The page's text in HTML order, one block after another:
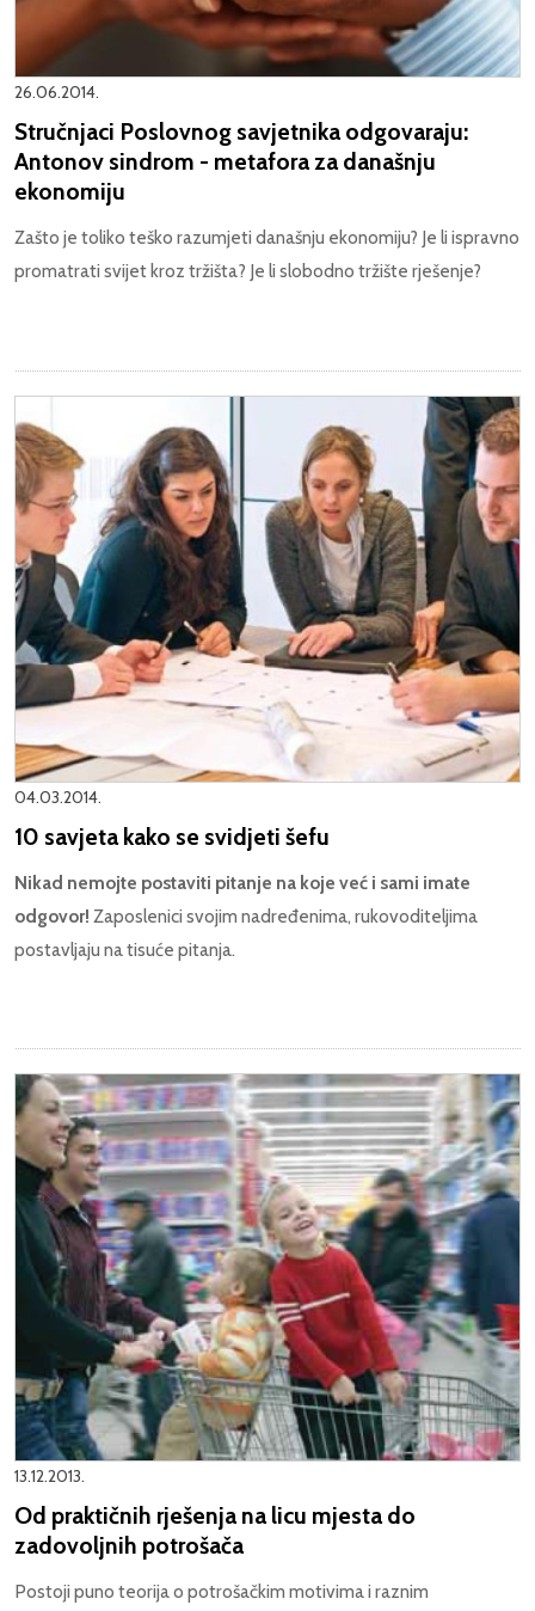
26.06.2014.
Stručnjaci Poslovnog savjetnika odgovaraju:
Antonov sindrom - metafora za današnju
ekonomiju
Zašto je toliko teško razumjeti današnju ekonomiju? Je li ispravno
promatrati svijet kroz tržišta? Je li slobodno tržište rješenje?
04.03.2014.
10 savjeta kako se svidjeti šefu
Nikad nemojte postaviti pitanje na koje već i sami imate
odgovor! Zaposlenici svojim nadređenima, rukovoditeljima
postavljaju na tisuće pitanja.
13.12.2013.
Od praktičnih rješenja na licu mjesta do
zadovoljnih potrošača
Postoji puno teorija o potrošačkim motivima i raznim